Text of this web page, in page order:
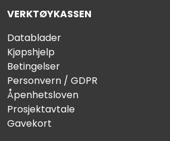
VERKTØYKASSEN
Datablader
Kjøpshjelp
Betingelser
Personvern / GDPR
Åpenhetsloven
Prosjektavtale
Gavekort